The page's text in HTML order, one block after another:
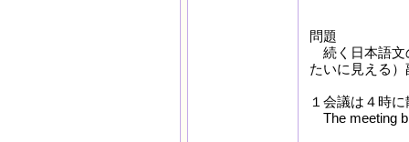
問題
続く日本語
たいに見える）
１会議は４時に
The